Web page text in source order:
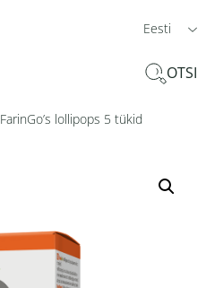
Eesti
OTSI
FarinGo’s lollipops 5 tükid